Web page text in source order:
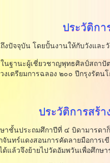
ประวัติกา
น โดยปั้นงานให้กับวังและวัด
ะผู้เชี่ยวชาญพุทธศิลป์สถาปัตย
เตรียมการฉลอง ๒๐๐ ปีกรุงรัตน
ประวัติการสร้า
ประถมศึกาปีที่ ๔ บิดามารดาก็
นทร์แดงสอนการคัดลายมือการ
แล้วจึงย้ายไปวัดอัมพวันเพื่อศึกษ